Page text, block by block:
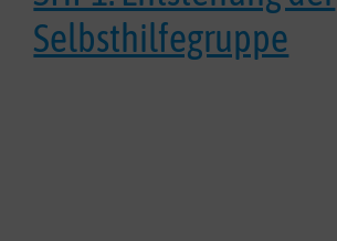
Selbsthilfegruppe